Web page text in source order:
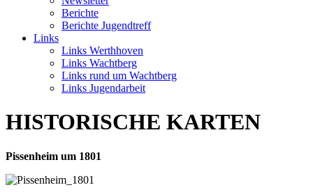
Berichte
Berichte Jugendtreff
Links
Links Werthhoven
Links Wachtberg
Links rund um Wachtberg
Links Jugendarbeit
HISTORISCHE KARTEN
Pissenheim um 1801